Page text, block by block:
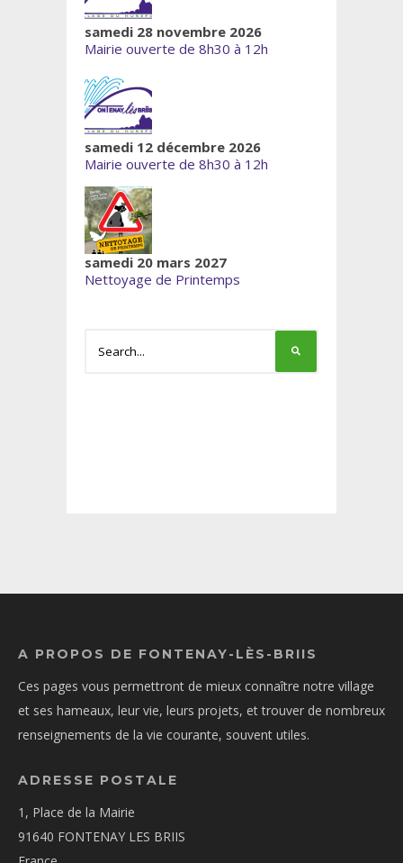
samedi 28 novembre 2026
Mairie ouverte de 8h30 à 12h
samedi 12 décembre 2026
Mairie ouverte de 8h30 à 12h
samedi 20 mars 2027
Nettoyage de Printemps
A PROPOS DE FONTENAY-LÈS-BRIIS
Ces pages vous permettront de mieux connaître notre village
et ses hameaux, leur vie, leurs projets, et trouver de nombreux
renseignements de la vie courante, souvent utiles.
ADRESSE POSTALE
1, Place de la Mairie
91640 FONTENAY LES BRIIS